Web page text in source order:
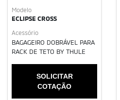
Modelo
ECLIPSE CROSS
Acessório
BAGAGEIRO DOBRÁVEL PARA
RACK DE TETO BY THULE
SOLICITAR
COTAÇÃO